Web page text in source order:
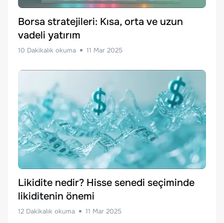
Borsa stratejileri: Kısa, orta ve uzun
vadeli yatırım
10 Dakikalık okuma 11 Mar 2025
Likidite nedir? Hisse senedi seçiminde
likiditenin önemi
12 Dakikalık okuma 11 Mar 2025